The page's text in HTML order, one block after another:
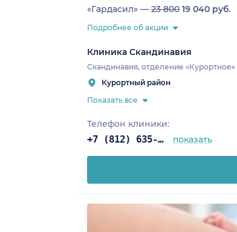
«Гардасил» — 23 800 19 040 руб.
Подробнее об акции
Клиника Скандинавия
Скандинавия, отделение
Курортный район
Показать все
Телефон клиники:
+7 (812) 635-11-79 показать